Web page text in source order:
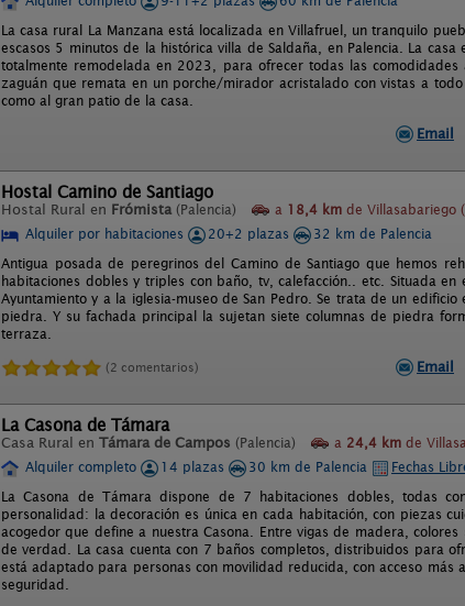
La casa rural La Manzana está localizada en Villafruel, un tranquilo
escasos 5 minutos de la histórica villa de Saldaña, en Palencia. La
totalmente remodelada en 2023, para ofrecer todas las
zaguán que remata en un porche/mirador acristalado con vistas a
como al gran patio de la casa.
Email
Hostal Camino de Santiago
Hostal Rural en Frómista (Palencia) a 18,4 km de Villasabariego
Alquiler por habitaciones
20+2 plazas
32 km de Palencia
Antigua posada de peregrinos del Camino de Santiago que hemos
habitaciones dobles y triples con baño, tv, calefacción.. etc. Situada
Ayuntamiento y a la iglesia-museo de San Pedro. Se trata de un
piedra. Y su fachada principal la sujetan siete columnas de piedra
terraza.
(2 comentarios) Email
La Casona de Támara
Casa Rural en Támara de Campos (Palencia) a 24,4 km de
Alquiler completo
14 plazas 30 km de Palencia
Fechas
La Casona de Támara dispone de 7 habitaciones dobles, todas
personalidad: la decoración es única en cada habitación, con piezas
acogedor que define a nuestra Casona. Entre vigas de madera,
de verdad. La casa cuenta con 7 baños completos, distribuidos para
está adaptado para personas con movilidad reducida, con acceso
seguridad.